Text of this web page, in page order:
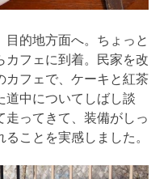
的地方面へ。ちょっと
カフェに到着。民家を改
カフェで、ケーキと紅茶
道中についてしばし談
ってきて、装備がしっ
ことを実感しました。